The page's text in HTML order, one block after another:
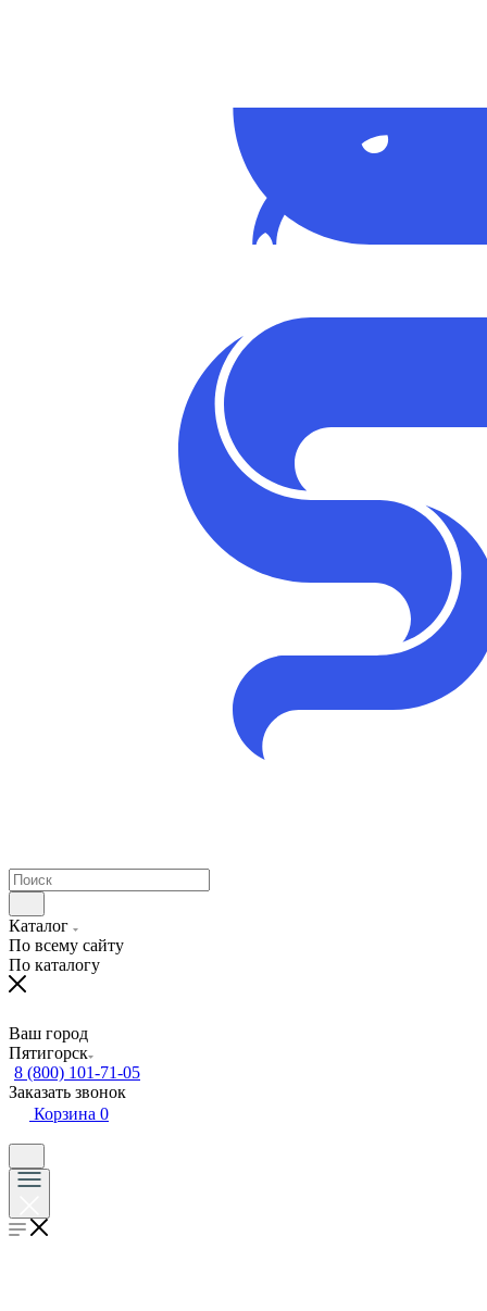
Каталог
По всему сайту
По каталогу
Ваш город
Пятигорск
8 (800) 101-71-05
Заказать звонок
Корзина 0